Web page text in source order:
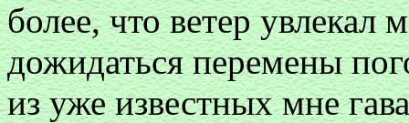
более, что ветер увлекал
дожидаться перемены
из уже известных мне